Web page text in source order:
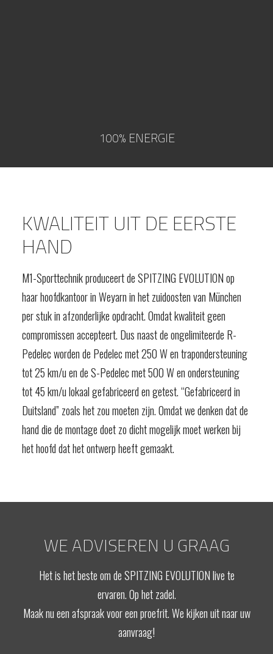
100% ENERGIE
KWALITEIT UIT DE EERSTE
HAND
M1-Sporttechnik produceert de SPITZING EVOLUTION op
haar hoofdkantoor in Weyarn in het zuidoosten van München
per stuk in afzonderlijke opdracht. Omdat kwaliteit geen
compromissen accepteert. Dus naast de ongelimiteerde R-
Pedelec worden de Pedelec met 250 W en trapondersteuning
tot 25 km/u en de S-Pedelec met 500 W en ondersteuning
tot 45 km/u lokaal gefabriceerd en getest. “Gefabriceerd in
Duitsland” zoals het zou moeten zijn. Omdat we denken dat de
hand die de montage doet zo dicht mogelijk moet werken bij
het hoofd dat het ontwerp heeft gemaakt.
WE ADVISEREN U GRAAG
Het is het beste om de SPITZING EVOLUTION live te
ervaren. Op het zadel.
Maak nu een afspraak voor een proefrit. We kijken uit naar uw
aanvraag!